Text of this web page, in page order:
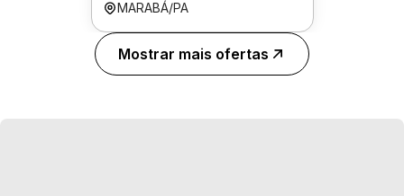
MARABÁ/PA
Mostrar mais ofertas